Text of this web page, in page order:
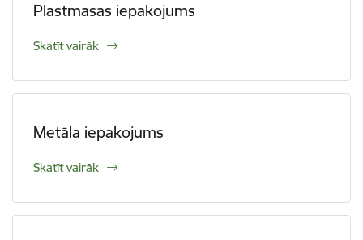
Plastmasas iepakojums
Skatīt vairāk
Metāla iepakojums
Skatīt vairāk